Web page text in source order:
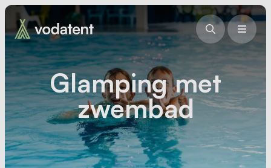
Glamping met
zwembad